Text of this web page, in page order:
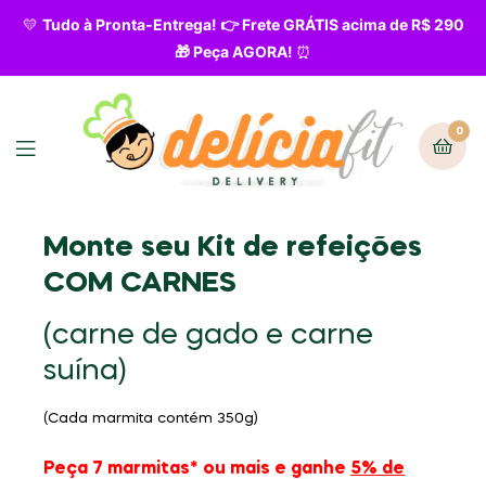
💛 Tudo à Pronta-Entrega! 👉 Frete GRÁTIS acima de R$ 290
🎁 Peça AGORA! ⏰
0
Monte seu Kit de refeições
COM CARNES
(carne de gado e carne
suína)
(Cada marmita contém 350g)
Peça 7 marmitas* ou mais e ganhe 5% de